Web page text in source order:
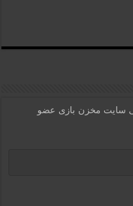
سایت مخزن بازی عضو